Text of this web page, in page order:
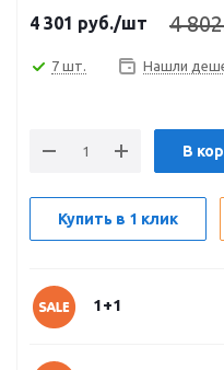
4 301 руб./шт 4
7 шт. Нашли
В
Купить в 1 клик
1+1